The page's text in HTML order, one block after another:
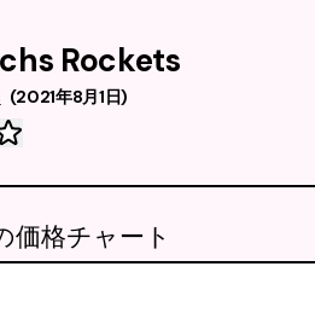
Rockets
(2021年8月1日)
価格チャート